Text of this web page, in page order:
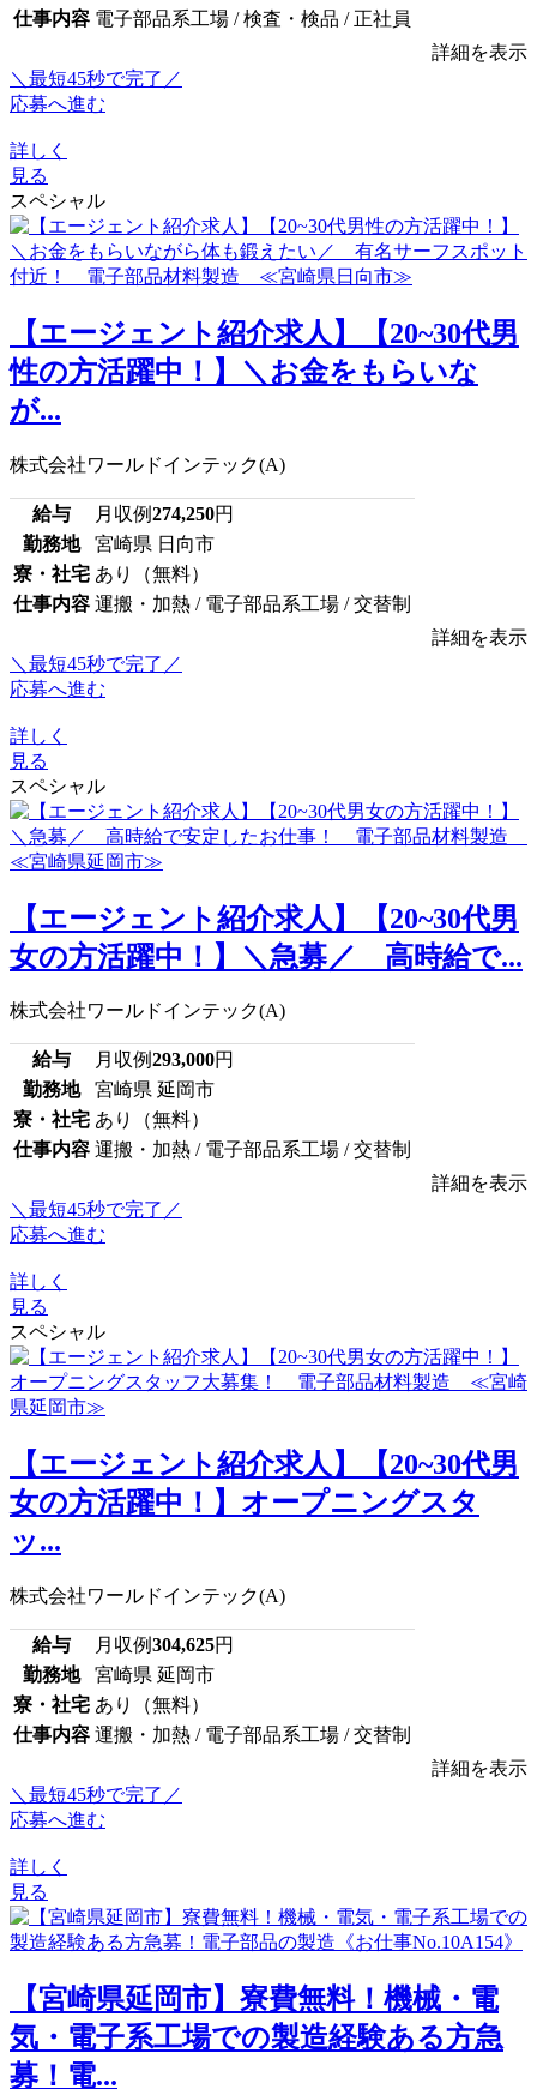
仕事内容 電子部品系工場 / 検査・検品 / 正社員
詳細を表示
＼最短45秒で完了／
応募へ進む
詳しく
見る
スペシャル
【エージェント紹介求人】【20~30代男
性の方活躍中！】＼お金をもらいな
が...
株式会社ワールドインテック(A)
給与 月収例274,250円
勤務地
宮崎県 日向市
寮・社宅 あり（無料）
仕事内容 運搬・加熱 / 電子部品系工場 / 交替制
詳細を表示
＼最短45秒で完了／
応募へ進む
詳しく
見る
スペシャル
【エージェント紹介求人】【20~30代男
女の方活躍中！】＼急募／ 高時給で...
株式会社ワールドインテック(A)
給与 月収例293,000円
勤務地
宮崎県 延岡市
寮・社宅 あり（無料）
仕事内容 運搬・加熱 / 電子部品系工場 / 交替制
詳細を表示
＼最短45秒で完了／
応募へ進む
詳しく
見る
スペシャル
【エージェント紹介求人】【20~30代男
女の方活躍中！】オープニングスタ
ッ...
株式会社ワールドインテック(A)
給与 月収例304,625円
勤務地
宮崎県 延岡市
寮・社宅 あり（無料）
仕事内容 運搬・加熱 / 電子部品系工場 / 交替制
詳細を表示
＼最短45秒で完了／
応募へ進む
詳しく
見る
【宮崎県延岡市】寮費無料！機械・電
気・電子系工場での製造経験ある方急
募！電...